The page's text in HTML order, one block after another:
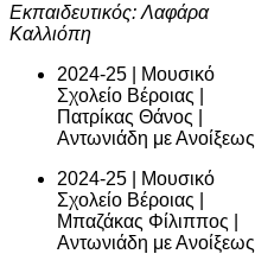
Εκπαιδευτικός: Λαφάρα
Καλλιόπη
2024-25 | Μουσικό
Σχολείο Βέροιας |
Πατρίκας Θάνος |
Αντωνιάδη με Ανοίξεως
2024-25 | Μουσικό
Σχολείο Βέροιας |
Μπαζάκας Φίλιππος |
Αντωνιάδη με Ανοίξεως